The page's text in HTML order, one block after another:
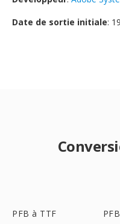
Date de sortie initiale:
PFB à TTF